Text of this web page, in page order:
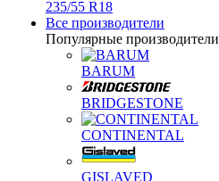
235/55 R18
Все производители
Популярные производители
BARUM
BRIDGESTONE
CONTINENTAL
GISLAVED